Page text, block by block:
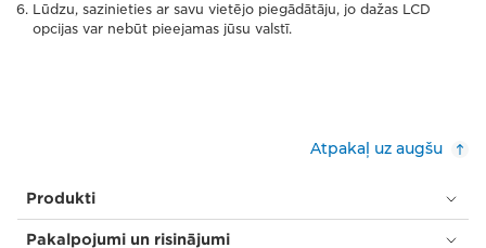
Lūdzu, sazinieties ar savu vietējo piegādātāju, jo dažas LCD
opcijas var nebūt pieejamas jūsu valstī.
Atpakaļ uz augšu
Produkti
Pakalpojumi un risinājumi